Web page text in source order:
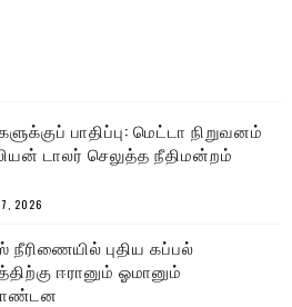
பாதிப்பு: மெட்டா நிறுவனம்
டாலர் செலுத்த நீதிமன்றம்
2026
புதிய கப்பல்
ஈரானும் ஓமானும்